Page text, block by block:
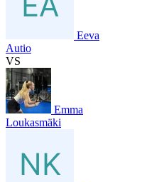
Eeva
Autio
VS
Emma
Loukasmäki